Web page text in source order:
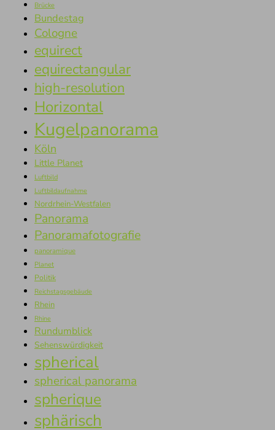
Brücke
Bundestag
Cologne
equirect
equirectangular
high-resolution
Horizontal
Kugelpanorama
Köln
Little Planet
Luftbild
Luftbildaufnahme
Nordrhein-Westfalen
Panorama
Panoramafotografie
panoramique
Planet
Politik
Reichstagsgebäude
Rhein
Rhine
Rundumblick
Sehenswürdigkeit
spherical
spherical panorama
spherique
sphärisch